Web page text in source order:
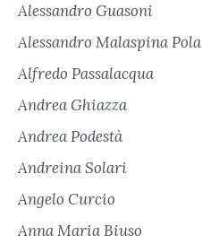
Alessandro Guasoni
Alessandro Malaspina Pola
Alfredo Passalacqua
Andrea Ghiazza
Andrea Podestà
Andreina Solari
Angelo Curcio
Anna Maria Biuso